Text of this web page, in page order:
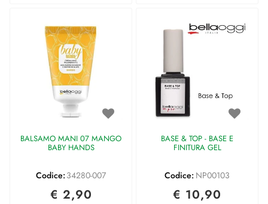
BALSAMO MANI 07 MANGO
BABY HANDS
Codice: 34280-007
€ 2,90
BASE & TOP - BASE E
FINITURA GEL
Codice: NP00103
€ 10,90